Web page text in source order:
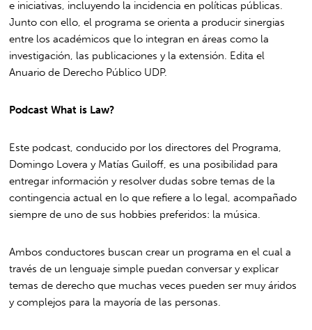
e iniciativas, incluyendo la incidencia en políticas públicas.
Junto con ello, el programa se orienta a producir sinergias
entre los académicos que lo integran en áreas como la
investigación, las publicaciones y la extensión. Edita el
Anuario de Derecho Público UDP.
Podcast What is Law?
Este podcast, conducido por los directores del Programa,
Domingo Lovera y Matías Guiloff, es una posibilidad para
entregar información y resolver dudas sobre temas de la
contingencia actual en lo que refiere a lo legal, acompañado
siempre de uno de sus hobbies preferidos: la música.
Ambos conductores buscan crear un programa en el cual a
través de un lenguaje simple puedan conversar y explicar
temas de derecho que muchas veces pueden ser muy áridos
y complejos para la mayoría de las personas.